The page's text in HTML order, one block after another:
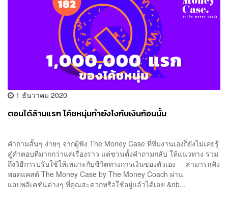
1 ธันวาคม 2020
ตอนได้ล้านแรก โค้ชหนุ่มทำยังไงกับเงินก้อนนั้น
คำถามสั้นๆ ง่ายๆ จากผู้ฟัง The Money Case ที่ทีมงานเองก็ยังไม่เคยรู้
สู่คำตอบที่มากกว่าแค่เรื่องราว แต่ชวนตั้งคำถามกลับ ให้แนวทาง รวม
ถึงวิธีการปรับใช้ให้เหมาะกับชีวิตทางการเงินของตัวเอง สามารถฟัง
พอดแคสต์ The Money Case by The Money Coach ผ่าน
แอปพลิเคชันต่างๆ ที่คุณสะดวกหรือใช้อยู่แล้วได้เลย &nb...